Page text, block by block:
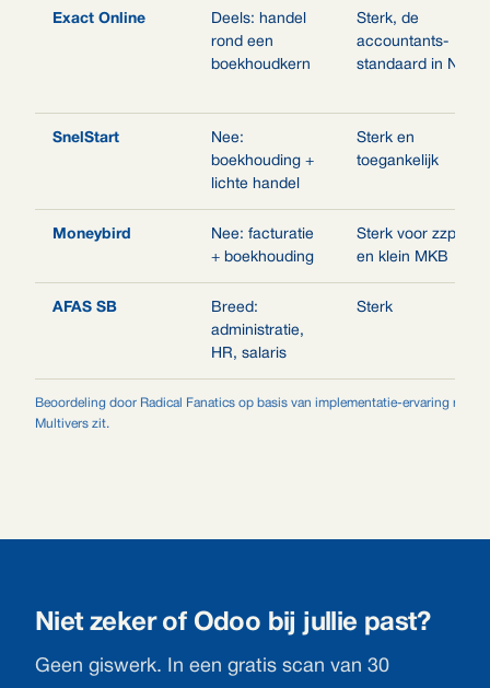
Beoordeling door Radical Fanatics op basis van implementatie-ervaring met
Multivers zit.
Exact Online
Deels: handel
rond een
boekhoudkern
Sterk, de
accountants-
standaard in NL
SnelStart
Nee:
boekhouding +
lichte handel
Sterk en
toegankelijk
Moneybird
Nee: facturatie
+ boekhouding
Sterk voor zzp
en klein MKB
AFAS SB
Breed:
administratie,
HR, salaris
Sterk
Niet zeker of Odoo bij jullie past?
Geen giswerk. In een gratis scan van 30